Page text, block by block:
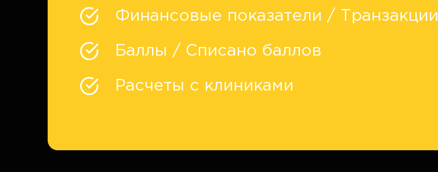
Финансовые показатели / Транзакции
Баллы / Списано баллов
Расчеты с клиниками